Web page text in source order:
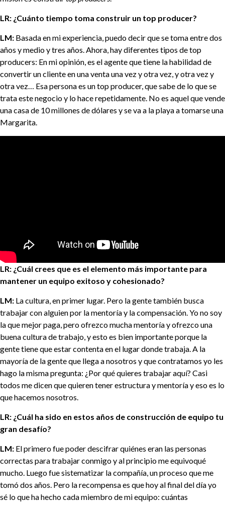
LR: ¿Cuánto tiempo toma construir un top producer?
LM: Basada en mi experiencia, puedo decir que se toma entre dos
años y medio y tres años. Ahora, hay diferentes tipos de top
producers: En mi opinión, es el agente que tiene la habilidad de
convertir un cliente en una venta una vez y otra vez, y otra vez y
otra vez… Esa persona es un top producer, que sabe de lo que se
trata este negocio y lo hace repetidamente. No es aquel que vende
una casa de 10 millones de dólares y se va a la playa a tomarse una
Margarita.
LR: ¿Cuál crees que es el elemento más importante para
mantener un equipo exitoso y cohesionado?
LM: La cultura, en primer lugar. Pero la gente también busca
trabajar con alguien por la mentoría y la compensación. Yo no soy
la que mejor paga, pero ofrezco mucha mentoría y ofrezco una
buena cultura de trabajo, y esto es bien importante porque la
gente tiene que estar contenta en el lugar donde trabaja. A la
mayoría de la gente que llega a nosotros y que contratamos yo les
hago la misma pregunta: ¿Por qué quieres trabajar aquí? Casi
todos me dicen que quieren tener estructura y mentoría y eso es lo
que hacemos nosotros.
LR: ¿Cuál ha sido en estos años de construcción de equipo tu
gran desafío?
LM: El primero fue poder descifrar quiénes eran las personas
correctas para trabajar conmigo y al principio me equivoqué
mucho. Luego fue sistematizar la compañía, un proceso que me
tomó dos años. Pero la recompensa es que hoy al final del día yo
sé lo que ha hecho cada miembro de mi equipo: cuántas